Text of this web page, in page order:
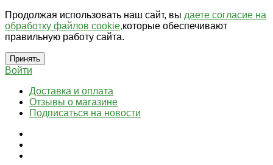
Продолжая использовать наш сайт, вы даете согласие на
обработку файлов cookie,которые обеспечивают
правильную работу сайта.
Принять
Войти
Доставка и оплата
Отзывы о магазине
Подписаться на новости